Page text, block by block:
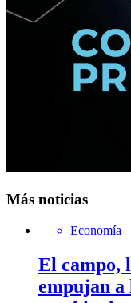
Más noticias
Economía
El campo,
empujan a